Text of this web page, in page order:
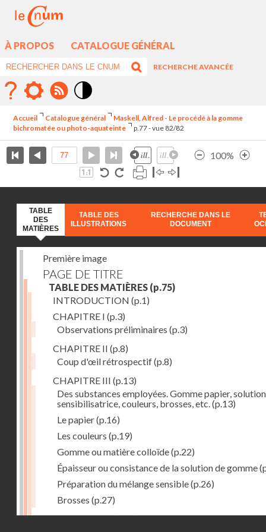
À PROPOS CATALOGUE GÉNÉRAL
RECHERCHE AVANCÉE
élévé
Accueil Catalogue général
Maskell, Alfred - Le procédé à la gomme
bichromatée ou photo-aquateinte
p.77 - vue 82/82
100%
TABLE
DES
MATIÈRES
TABLE DES
ILLUSTRATIONS
RECHERCHE DANS LE
DOCUMENT
Première image
PAGE DE TITRE
TABLE DES MATIÈRES (p.75)
INTRODUCTION (p.1)
CHAPITRE I (p.3)
Observations préliminaires (p.3)
CHAPITRE II (p.8)
Coup d'œil rétrospectif(p.8)
CHAPITRE III (p.13)
Des substances employées. Gomme papier, solution
sensibilisatrice, couleurs, brosses, etc. (p.13)
Le papier(p.16)
Les couleurs (p.19)
Gomme ou matière colloïde(p.22)
Épaisseur ou consistance de la solution de gomme
Préparation du mélange sensible(p.26)
Brosses (p.27)
CHAPITRE IV(p.30)